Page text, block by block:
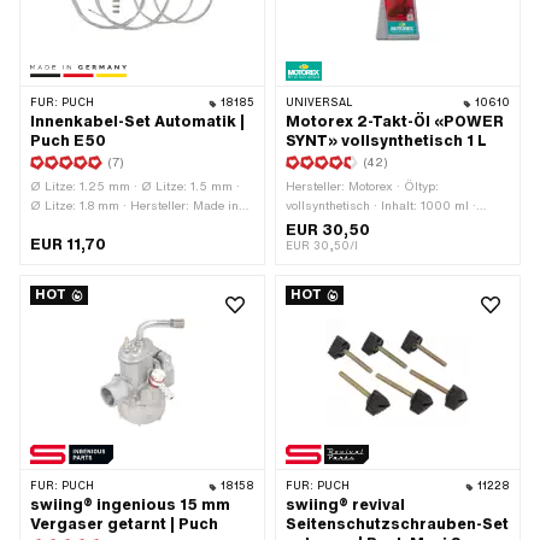
FÜR: PUCH 18185
Innenkabel-Set Automatik |
Puch E50
(7)
Ø Litze: 1.25 mm · Ø Litze: 1.5 mm ·
Ø Litze: 1.8 mm · Hersteller: Made in
Stk. · Gesamtlänge: 1600 mm ·
Birne · Nippelform: Tonne (quer) ·
Nippelform: Zylinder
EUR 11,70
UNIVERSAL 10610
Motorex 2-Takt-Öl «POWER
SYNT» vollsynthetisch 1 L
(42)
Hersteller: Motorex · Öltyp:
vollsynthetisch · Inhalt: 1000 ml ·
Farbe: rot
EUR 30,50
EUR 30,50/l
HOT
FÜR: PUCH 18158
swiing® ingenious 15 mm
Vergaser getarnt | Puch
HOT
FÜR: PUCH 11228
swiing® revival
Seitenschutzschrauben-Set